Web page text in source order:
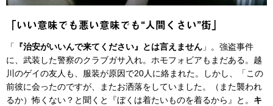
「いい意味でも悪い意味でも“人間くさい”街」
「 『治安がいいんで来てください』とは言えません 」。強盗事件
に、武装した警察のクラブガサ入れ。ホモフォビアもまだある。越
川のゲイの友人も、服装が原因で20人に絡まれた。しかし、「この
前彼に会ったのですが、またお洒落をしていました。（また襲われ
るか）怖くない？と聞くと『ぼくは着たいものを着るから』と。 キ